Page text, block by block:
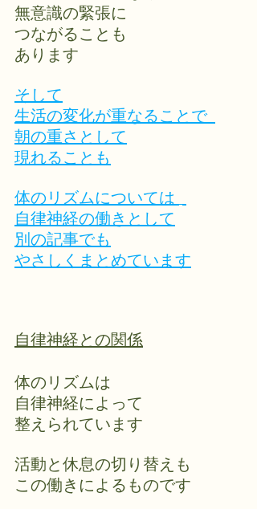
無意識の緊張に
つながることも
あります
そして
生活の変化が重なることで
朝の重さとして
現れることも
体のリズムについては
自律神経の働きとして
別の記事でも
やさしくまとめています
自律神経との関係
体のリズムは
自律神経によって
整えられています
活動と休息の切り替えも
この働きによるものです